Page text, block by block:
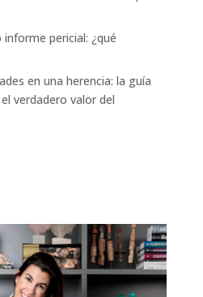
pericial: ¿qué
en una herencia: la guía
verdadero valor del